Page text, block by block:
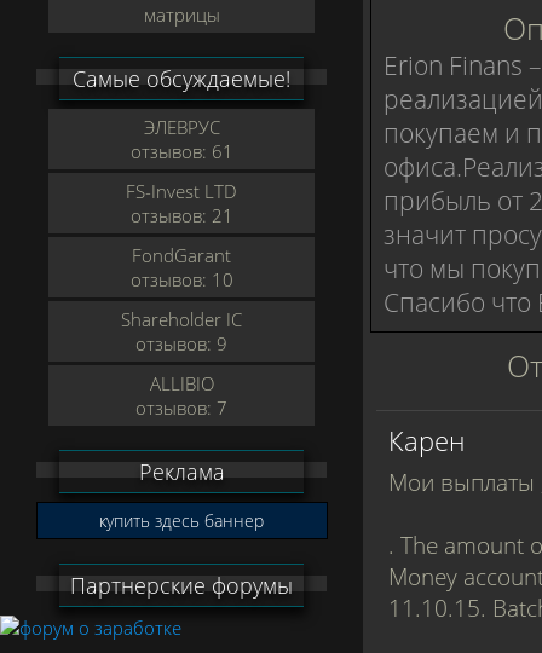
матрицы
Самые обсуждаемые!
ЭЛЕВРУС
отзывов: 61
FS-Invest LTD
отзывов: 21
FondGarant
отзывов: 10
Shareholder IC
отзывов: 9
ALLIBIO
отзывов: 7
Реклама
купить здесь баннер
Партнерские форумы
Erion Finans
покупаем и
прибыль от
значит
что мы
Спасибо
Карен
Мои
. The amount
Money
11.10.15.